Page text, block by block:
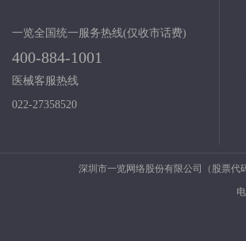
一览全国统一服务热线(仅收市话费)
400-884-1001
医械客服热线
022-27358520
深圳市一览网络股份有限公司（股票代